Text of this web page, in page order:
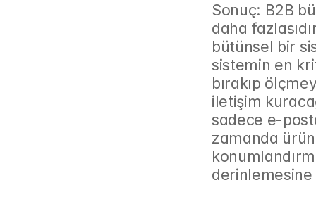
Sonuç: B2B
daha
bütünsel bir
sistemin en
bırakıp
iletişim
sadece e-
zamanda
derinlemesine